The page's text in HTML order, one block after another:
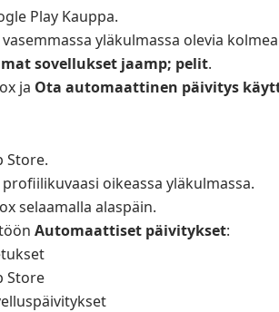
Play Kauppa.
yläkulmassa olevia
sovellukset jaamp; pelit.
ja Ota automaattinen päivitys
Store.
oikeassa yläkulmassa.
selaamalla alaspäin.
Automaattiset päivitykset:
Store